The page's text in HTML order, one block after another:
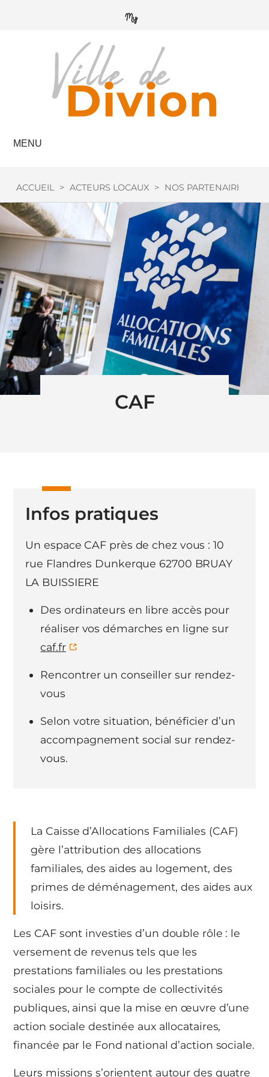
MENU
ACCUEIL > ACTEURS LOCAUX > NOS PARTENAIRES
CAF
La Caisse d’Allocations Familiales (CAF)
gère l’attribution des allocations
familiales, des aides au logement, des
primes de déménagement, des aides aux
loisirs.
Les CAF sont investies d’un double rôle : le
versement de revenus tels que les
prestations familiales ou les prestations
sociales pour le compte de collectivités
publiques, ainsi que la mise en œuvre d’une
action sociale destinée aux allocataires,
financée par le Fond national d’action sociale.
Leurs missions s’orientent autour des quatre
Infos pratiques
Un espace CAF près de chez vous : 10
rue Flandres Dunkerque 62700 BRUAY
LA BUISSIERE
Des ordinateurs en libre accès pour
réaliser vos démarches en ligne sur
caf.fr
Rencontrer un conseiller sur rendez-
vous
Selon votre situation, bénéficier d’un
accompagnement social sur rendez-
vous.